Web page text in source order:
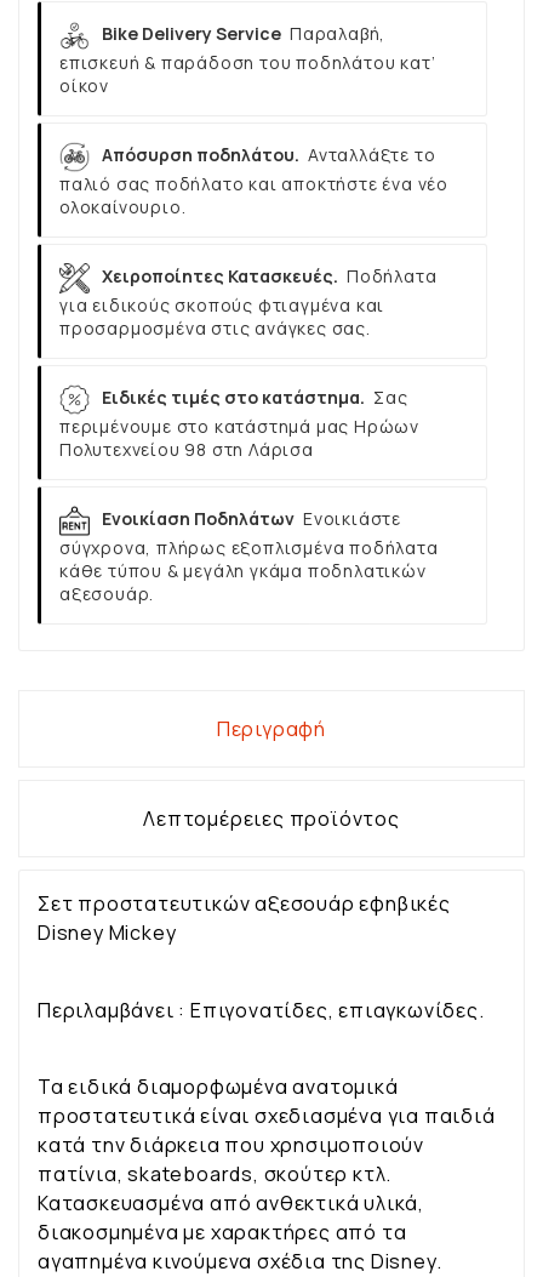
Bike Delivery Service Παραλαβή,
επισκευή & παράδοση του ποδηλάτου κατ’
οίκον
Απόσυρση ποδηλάτου. Ανταλλάξτε το
παλιό σας ποδήλατο και αποκτήστε ένα νέο
ολοκαίνουριο.
Χειροποίητες Κατασκευές. Ποδήλατα
για ειδικούς σκοπούς φτιαγμένα και
προσαρμοσμένα στις ανάγκες σας.
Ειδικές τιμές στο κατάστημα. Σας
περιμένουμε στο κατάστημά μας Ηρώων
Πολυτεχνείου 98 στη Λάρισα
Ενοικίαση Ποδηλάτων Ενοικιάστε
σύγχρονα, πλήρως εξοπλισμένα ποδήλατα
κάθε τύπου & μεγάλη γκάμα ποδηλατικών
αξεσουάρ.
Περιγραφή
Λεπτομέρειες προϊόντος
Σετ προστατευτικών αξεσουάρ εφηβικές
Disney Mickey
Περιλαμβάνει : Επιγονατίδες, επιαγκωνίδες.
Τα ειδικά διαμορφωμένα ανατομικά
προστατευτικά είναι σχεδιασμένα για παιδιά
κατά την διάρκεια που χρησιμοποιούν
πατίνια, skateboards, σκούτερ κτλ.
Κατασκευασμένα από ανθεκτικά υλικά,
διακοσμημένα με χαρακτήρες από τα
αγαπημένα κινούμενα σχέδια της Disney.